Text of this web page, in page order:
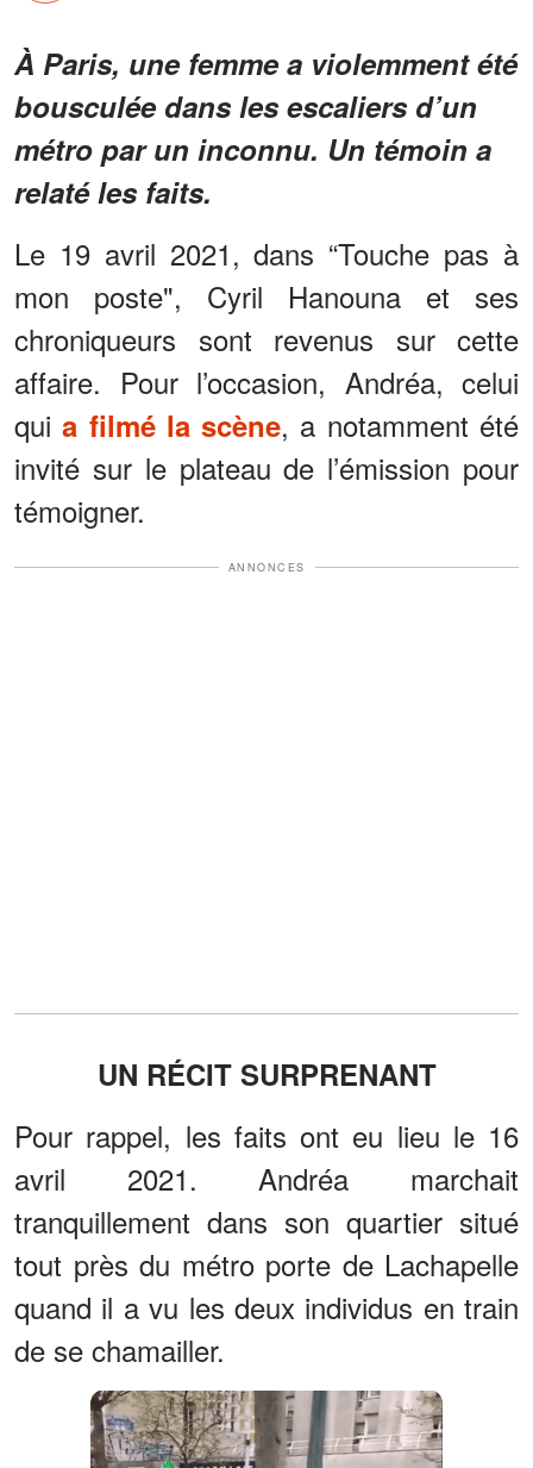
À Paris, une femme a violemment été
bousculée dans les escaliers d’un
métro par un inconnu. Un témoin a
relaté les faits.
Le 19 avril 2021, dans “Touche pas à
mon poste", Cyril Hanouna et ses
chroniqueurs sont revenus sur cette
affaire. Pour l’occasion, Andréa, celui
quia filmé la scène, a notamment été
invité sur le plateau de l’émission pour
témoigner.
ANNONCES
UN RÉCIT SURPRENANT
Pour rappel, les faits ont eu lieu le 16
avril 2021. Andréa marchait
tranquillement dans son quartier situé
tout près du métro porte de Lachapelle
quand il a vu les deux individus en train
de se chamailler.